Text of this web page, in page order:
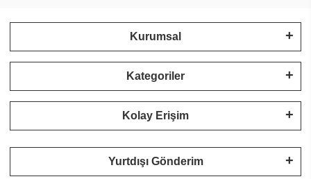
Kurumsal
Kategoriler
Kolay Erişim
Yurtdışı Gönderim